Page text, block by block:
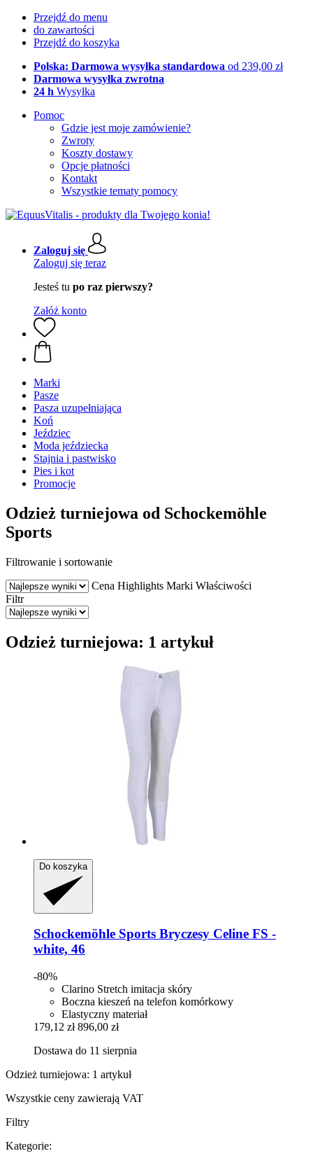
Przejdź do menu
do zawartości
Przejdź do koszyka
Polska: Darmowa wysyłka standardowa od 239,00 zł
Darmowa wysyłka zwrotna
24 h Wysyłka
Pomoc
Gdzie jest moje zamówienie?
Zwroty
Koszty dostawy
Opcje płatności
Kontakt
Wszystkie tematy pomocy
Zaloguj się
Zaloguj się teraz
Jesteś tu po raz pierwszy?
Załóż konto
Marki
Pasze
Pasza uzupełniająca
Koń
Jeździec
Moda jeździecka
Stajnia i pastwisko
Pies i kot
Promocje
Odzież turniejowa od Schockemöhle
Sports
Filtrowanie i sortowanie
Cena Highlights Marki Właściwości
Filtr
Odzież turniejowa: 1 artykuł
Do koszyka
Schockemöhle Sports Bryczesy Celine FS -​
white, 46
-80%
Clarino Stretch imitacja skóry
Boczna kieszeń na telefon komórkowy
Elastyczny materiał
179,12 zł 896,00 zł
Dostawa do 11 sierpnia
Odzież turniejowa: 1 artykuł
Wszystkie ceny zawierają VAT
Filtry
Kategorie: